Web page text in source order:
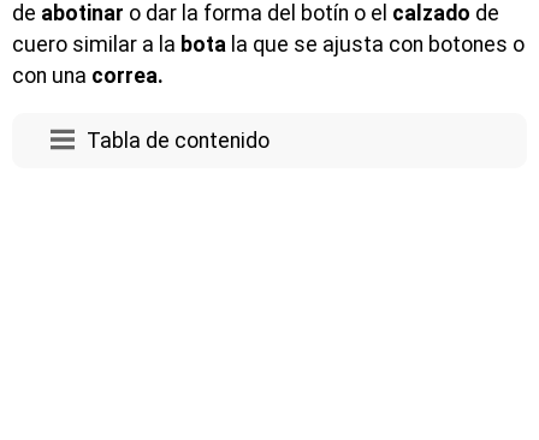
de abotinar o dar la forma del botín o el calzado de
cuero similar a la bota la que se ajusta con botones o
con una correa.
Tabla de contenido